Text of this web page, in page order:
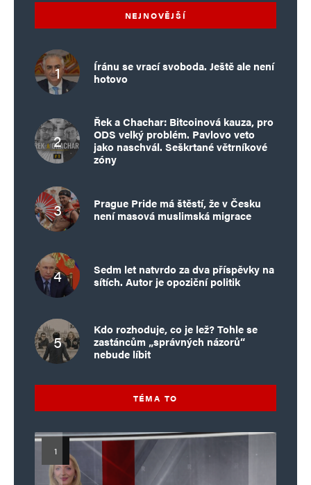
NEJNOVĚJŠÍ
Íránu se vrací svoboda. Ještě ale není
hotovo
Řek a Chachar: Bitcoinová kauza, pro
ODS velký problém. Pavlovo veto
jako naschvál. Seškrtané větrníkové
zóny
Prague Pride má štěstí, že v Česku
není masová muslimská migrace
Sedm let natvrdo za dva příspěvky na
sítích. Autor je opoziční politik
Kdo rozhoduje, co je lež? Tohle se
zastáncům „správných názorů“
nebude líbit
TÉMA TO